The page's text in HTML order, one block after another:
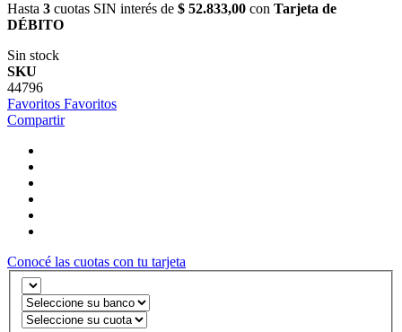
Hasta 3 cuotas SIN interés de $ 52.833,00 con Tarjeta de
DÉBITO
Sin stock
SKU
44796
Favoritos Favoritos
Compartir
Conocé las cuotas con tu tarjeta